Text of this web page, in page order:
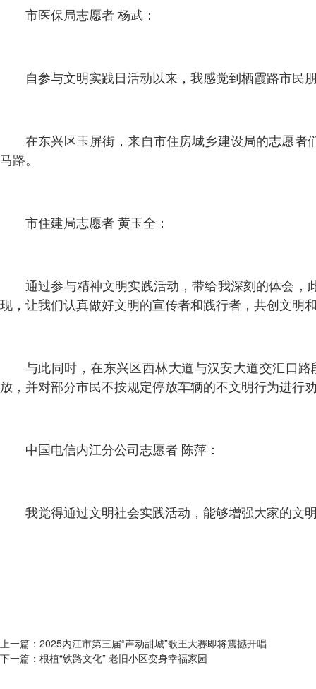
市医保局志愿者 杨武：
自参与文明实践日活动以来，我感觉到栖霞路市民
在东兴区玉屏街，来自市住房城乡建设局的志愿
马路。
市住建局志愿者 黄玉全：
通过参与精神文明实践活动，带给我深刻的体会
现，让我们认真做好文明的宣传者和践行者，共创文明
与此同时，在东兴区西林大道与汉安大道交汇口
放，并对部分市民不按规定停放车辆的不文明行为进行
中国电信内江分公司志愿者 陈萍：
我觉得通过文明社会实践活动，能够增强大家的文
上一篇： 2025内江市第三届“声动甜城”歌王大赛即将震撼开唱
下一篇： 根植“铁路文化” 老旧小区变身幸福家园